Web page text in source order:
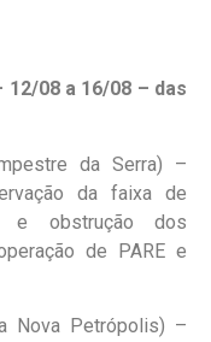
08 a 16/08 – das
da Serra) –
da faixa de
e obstrução dos
de PARE e
Nova Petrópolis) –